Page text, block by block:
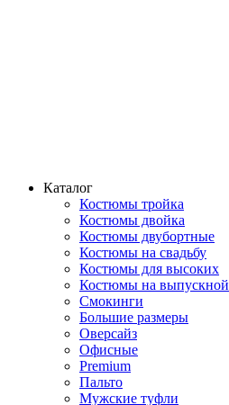
Каталог
Костюмы тройка
Костюмы двойка
Костюмы двубортные
Костюмы на свадьбу
Костюмы для высоких
Костюмы на выпускной
Смокинги
Большие размеры
Оверсайз
Офисные
Premium
Пальто
Мужские туфли